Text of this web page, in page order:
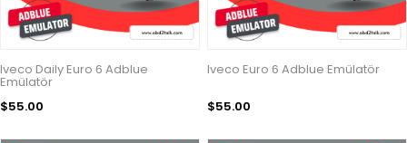
Iveco Daily Euro 6 Adblue
Emülatör
$55.00
Iveco Euro 6 Adblue Emülatör
$55.00